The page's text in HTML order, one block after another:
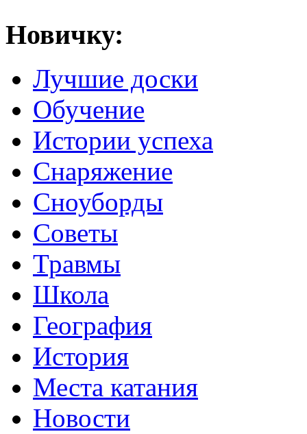
Новичку:
Лучшие доски
Обучение
Истории успеха
Снаряжение
Сноуборды
Советы
Травмы
Школа
География
История
Места катания
Новости